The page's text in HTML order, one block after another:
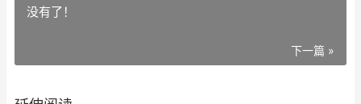
没有了！
下一篇 »